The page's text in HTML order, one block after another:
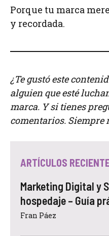
Porque tu marca
y recordada.
¿Te gustó este
alguien que esté
marca. Y si tienes
comentarios. Siempre
ARTÍCULOS
Marketing Digital y
hospedaje – Guía
Fran Páez